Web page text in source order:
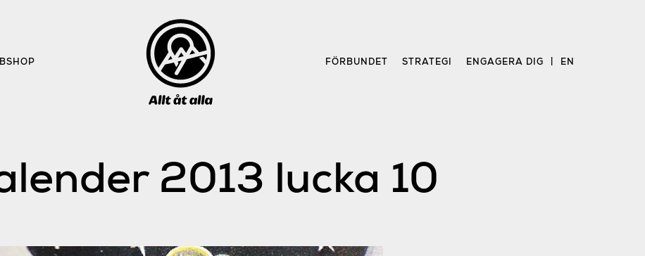
FÖRBUNDET STRATEGI ENGAGERA DIG EN
2013 lucka 10